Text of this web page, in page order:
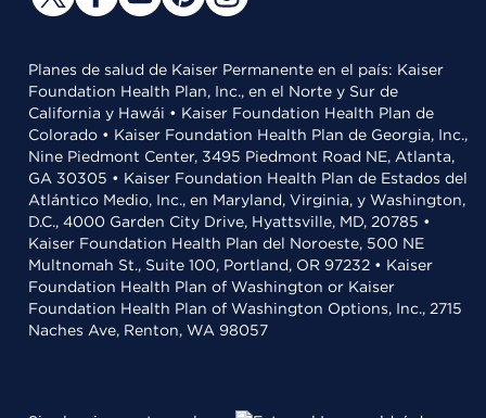
Planes de salud de Kaiser Permanente en el país: Kaiser
Foundation Health Plan, Inc., en el Norte y Sur de
California y Hawái • Kaiser Foundation Health Plan de
Colorado • Kaiser Foundation Health Plan de Georgia, Inc.,
Nine Piedmont Center, 3495 Piedmont Road NE, Atlanta,
GA 30305 • Kaiser Foundation Health Plan de Estados del
Atlántico Medio, Inc., en Maryland, Virginia, y Washington,
D.C., 4000 Garden City Drive, Hyattsville, MD, 20785 •
Kaiser Foundation Health Plan del Noroeste, 500 NE
Multnomah St., Suite 100, Portland, OR 97232 • Kaiser
Foundation Health Plan of Washington or Kaiser
Foundation Health Plan of Washington Options, Inc., 2715
Naches Ave, Renton, WA 98057